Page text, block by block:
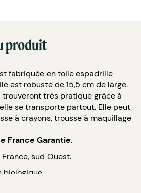
produit
fabriquée en toile espadrille
est robuste de 15,5 cm de large.
très pratique grâce à
se transporte partout. Elle peut
à crayons, trousse à maquillage
France Garantie.
France, sud Ouest.
biologique.